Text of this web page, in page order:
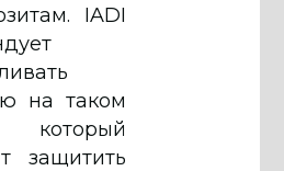
IADI
на таком
который
защитить